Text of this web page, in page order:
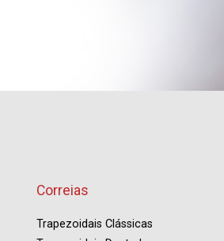
Correias
Trapezoidais Clássicas